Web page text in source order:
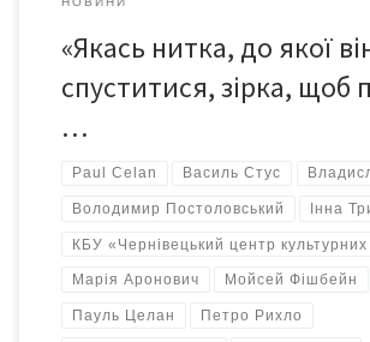
«Якась нитка, до якої
спуститися, зірка, щоб
…
Paul Celan Василь Стус
Володимир Постоловський Інна
КБУ «Чернівецький центр культурних
Марія Аронович Мойсей Фішбейн
Пауль Целан Петро Рихло